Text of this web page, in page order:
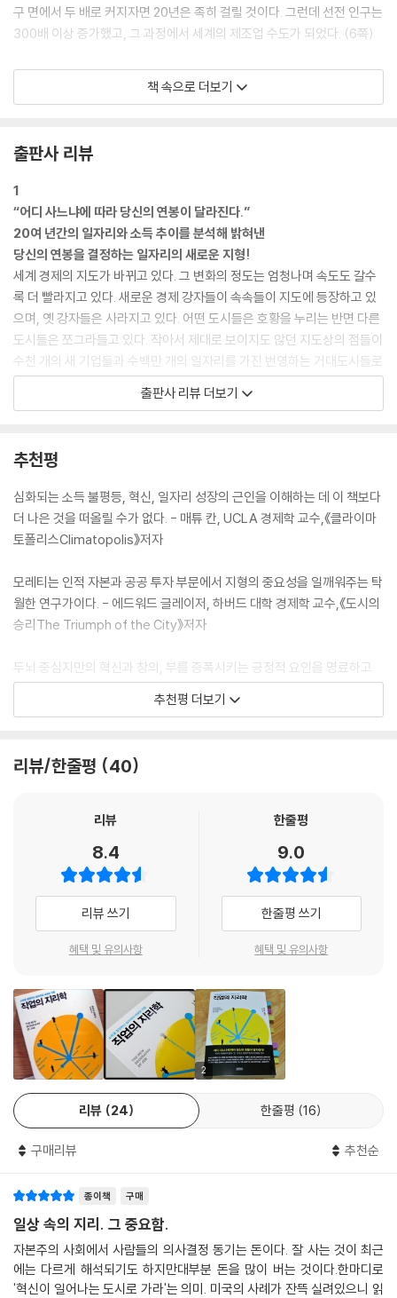
구 면에서 두 배로 커지자면 20년은 족히 걸릴 것이다. 그런데 선전 인구는
300배 이상 증가했고, 그 과정에서 세계의 제조업 수도가 되었다. (6쪽)
고통스러운 일자리 상실에 직면하면 많은 사람들은, 모든 외부와 내부의
위협에서부터 제조업 부문을 보호함으로써 시계를 거꾸로 돌릴 수 있으며
는 단순한 사실을 무시하는 것이다. 육지로 밀려오는 바닷물을 되돌릴 수
있다고 믿었다가 물에 빠져 죽을 뻔했던 영국 왕 크누트와 마찬가지로, 그
운동가들도 역사의 힘을 거스를 수는 없다. (74쪽)
신흥국가들에서 점점 더 많은 젊은이들이 대학과 대학원 교육을 받음에 따
라, 세계적으로 혁신 능력을 갖춘 숙련되고 창의적인 근로자들의 공급이
늘고 있다. 이에 비해 숙련되고 창의적인 근로자들을 원하는 수요는 더더
욱 빠르게 늘고 있다. 최근의 불황 때문에 이러한 수요 증가세가 일시적으
로 둔화되었지만, 장기적으로 세계화와 기술 발전은 새 아이디어와 신제품
을 생산하는 창의적 근로자들에게 ‘더 많은 일자리, 더 많은 보상’을 의미한
다. 이것은 사회 전체에는 좋은 소식이지만, 이런 변화의 효과는 지리적으
로 불균등하게 나타난다. 새 일자리의 창출은 국가 전체에 걸쳐 균등하게
퍼져 있지 않다. 일부 도시들과 지역들을 선호하는 반면 다른 곳들은 무시
쪽)
어느 도시가 변호사에게 가장 많이 지불할까? 필자가 이것을 잘못 짚었음
을 고백해야겠다. 자료를 보기 전 필자는 뉴욕이나 워싱턴의 변호사들이
미국에서 가장 수입이 많으리라고 생각했다. 5,000달러짜리 맞춤 양복을
이 큰 변호사들을 필자는 상상했다. 그런데 미국 도시들 가운데 뉴욕과 워
싱턴에 변호사가 가장 많은 것은 분명하지만, 이들 도시의 변호사들이 가
장 돈을 많이 버는 것은 아니었다. 인구조사국에서 수집한 자료를 사용해
러 이상) 샌프란시스코 변호사들이 그보다 약간 덜 버는 것으로 나타났다.
은 일부 도시들에 몰리는 경향이 있다. 이들 도시는 좋은 일자리를 창출하
고 높은 봉급을 발생시키는 반면, 그렇지 않은 다른 도시들은 갈수록 뒤처
동할 수 있다. 하지만 우리가 보았듯이 이동이 만병통치약은 아니다. 문제
는, 일자리와 숙련도가 잘못 혼합된 상태에 있는 공동체들을 우리가 어떻
게 살릴 수 있는가이다. (267쪽)
책 속으로 더보기
출판사 리뷰
1
“어디 사느냐에 따라 당신의 연봉이 달라진다.”
20여 년간의 일자리와 소득 추이를 분석해 밝혀낸
당신의 연봉을 결정하는 일자리의 새로운 지형!
세계 경제의 지도가 바뀌고 있다. 그 변화의 정도는 엄청나며 속도도 갈수
록 더 빨라지고 있다. 새로운 경제 강자들이 속속들이 지도에 등장하고 있
으며, 옛 강자들은 사라지고 있다. 어떤 도시들은 호황을 누리는 반면 다른
도시들은 쪼그라들고 있다. 작아서 제대로 보이지도 않던 지도상의 점들이
수천 개의 새 기업들과 수백만 개의 일자리를 가진 번영하는 거대도시들로
변모했다. 이러한 변화는 승자와 패자를 만들어내고 있으며, 이 둘 사이의
거리는 갈수록 멀어져만 간다.
싱턴, 디트로이트 등 주요 도시들의 20여 년간 일자리와 평균 소득 추이를
분석해 소득을 결정하는 경제 지형의 비밀을 밝혀낸다. 경제의 미래를 걱
정하던 오바마 대통령이 저자에게 직접 보고받을 만큼 획기적인 내용과 생
존 전략을 제시한다. 세계 경제 흐름과 일자리의 변화를 읽어내는 저자의
뛰어난 연구 성과가 담겨 있는 이 책은 출간 즉시 아마존 경제경영 분야 베
스트셀러에 오르는 등 독자들의 눈과 머리를 사로잡았다.
소득뿐 아니라 교육, 기대수명, 가계 건전성, 정치적 참여 등에서도 크나큰
격차를 초래하는 경제 지형의 변화는 우리 삶의 모든 측면에 영향을 준다.
이러한 거대한 분리의 물결을 다루는 일, 즉 혁신 중심지들의 성장을 장려
하는 한편 여타 지역의 쇠퇴를 억제하는 일은 우리가 당면한 과제이다.《직
업의 지리학》은 바로 그 길을 비춰주는 안내서다.
2
닷컴 광풍이 정점에 달했던 2000년대 초반 각계각층의 전문가들은 한목
평하다》에서 토머스 프리드먼은 휴대전화, 이메일, 인터넷 덕분에 통신장
벽이 너무도 크게 낮아졌기 때문에 물리적 위치가 더는 중요하지 않다는
유명한 주장을 펼쳤다. 물리적 접촉이 굳이 필요하지 않으므로 실리콘밸리
와 같은 곳들은 지도에서 사라지리라는 것이었다. 이러한 견해는 가장 상
징적이고 영향력 큰 실리콘밸리 기업들 가운데 하나인 선마이크로시스템
스에서 22년간 최고경영자를 지낸 스콧 맥닐리의 다음과 같은 말에도 잘
요약되어 있다. “집 사는 데 350만 달러를 쓰지 않아도 되고 봉급의 절반
역들로 실리콘밸리가 죄 이동하고 있다.”
그런데 사실 이러한 주장은 우리의 현실과는 별로 관계가 없다. 매튜 칸, 에
드워드 글레이저 등 세계적 석학들이 극찬한 실증 연구의 대가인 엔리코
모레티는 기술 발달과 세계화로 인한 ‘거리의 종말’은 사실이 아님을 노동
경제학과 도시경제학 등 풍부한 학문적 이론과 실제 사례를 들어가며 통찰
력 있게 실증해낸다. 예를 들어, 지난 10년에 걸쳐 인터넷, 소프트웨어 그
리고 생명과학 부문의 일자리 성장률은 경제 여타 부문들의 전체 일자리
성장률보다 여덟 배 이상 높았으며, 경제의 여타 부문들이 이들 세 부문처
민 한 사람에게 새 일자리가 다섯 개씩이나 돌아갔을 것임을 명확하게 보
여준다.
3
당신의 소득을 좌우하는 경제 지형의 미스터리!
출판사 리뷰 더보기
추천평
심화되는 소득 불평등, 혁신, 일자리 성장의 근인을 이해하는 데 이 책보다
더 나은 것을 떠올릴 수가 없다. - 매튜 칸, UCLA 경제학 교수,《클라이마
토폴리스Climatopolis》저자
모레티는 인적 자본과 공공 투자 부문에서 지형의 중요성을 일깨워주는 탁
월한 연구가이다. - 에드워드 글레이저, 하버드 대학 경제학 교수,《도시의
승리The Triumph of the City》저자
두뇌 중심지만의 혁신과 창의, 부를 증폭시키는 긍정적 요인을 명료하고
통찰력 있게 묘사해낸 책이다. - 데이비드 브룩스, [뉴욕타임스] 칼럼니스
트,《소셜 애니멀The Social Animal》저자
많은 신화를 절묘하게 걷어낸다. - [포브스]
왜 어떤 도시들은 지난 수십 년 사이 번성했는데 다른 도시들은 쇠퇴했는
추천평 더보기
리뷰/한줄평 40
리뷰
8.4
리뷰 쓰기
혜택 및 유의사항
한줄평
9.0
한줄평 쓰기
혜택 및 유의사항
2
리뷰 24 한줄평 16
구매리뷰 추천순
종이책 구매
일상 속의 지리. 그 중요함.
자본주의 사회에서 사람들의 의사결정 동기는 돈이다. 잘 사는 것이 최근
에는 다르게 해석되기도 하지만대부분 돈을 많이 버는 것이다.한마디로
'혁신이 일어나는 도시로 가라'는 의미. 미국의 사례가 잔뜩 실려있으니 읽